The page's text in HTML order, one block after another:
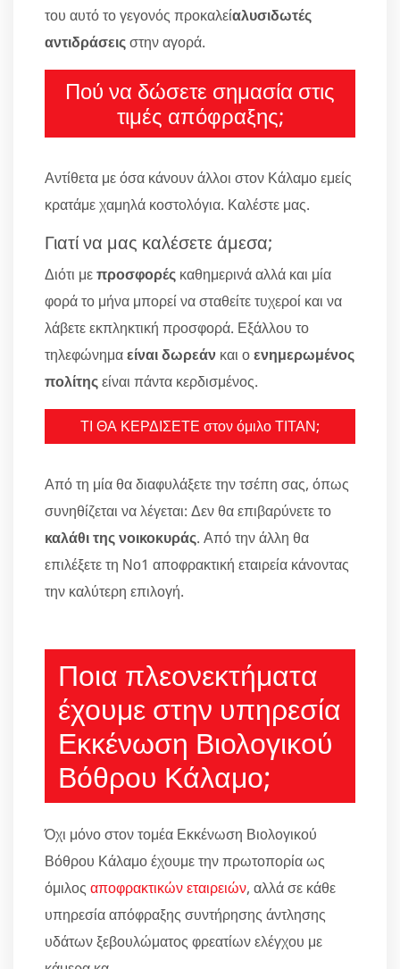
του αυτό το γεγονός προκαλείαλυσιδωτές
αντιδράσειςστην αγορά.
Πού να δώσετε σημασία στις
τιμές απόφραξης;
Αντίθετα με όσα κάνουν άλλοι στον Κάλαμο εμείς
κρατάμε χαμηλά κοστολόγια. Καλέστε μας.
Γιατί να μας καλέσετε άμεσα;
Διότι μεπροσφορές καθημερινά αλλά και μία
φορά το μήνα μπορεί να σταθείτε τυχεροί και να
λάβετε εκπληκτική προσφορά. Εξάλλου το
τηλεφώνημαείναι δωρεάν και οενημερωμένος
πολίτηςείναι πάντα κερδισμένος.
ΤΙ ΘΑ ΚΕΡΔΙΣΕΤΕ στον όμιλο ΤΙΤΑΝ;
Από τη μία θα διαφυλάξετε την τσέπη σας, όπως
συνηθίζεται να λέγεται: Δεν θα επιβαρύνετε το
καλάθι της νοικοκυράς. Από την άλλη θα
επιλέξετε τη Νο1 αποφρακτική εταιρεία κάνοντας
την καλύτερη επιλογή.
Ποια πλεονεκτήματα
έχουμε στην υπηρεσία
Εκκένωση Βιολογικού
Βόθρου Κάλαμο;
Όχι μόνο στον τομέα Εκκένωση Βιολογικού
Βόθρου Κάλαμο έχουμε την πρωτοπορία ως
όμιλος αποφρακτικών εταιρειών, αλλά σε κάθε
υπηρεσία απόφραξης συντήρησης άντλησης
υδάτων ξεβουλώματος φρεατίων ελέγχου με